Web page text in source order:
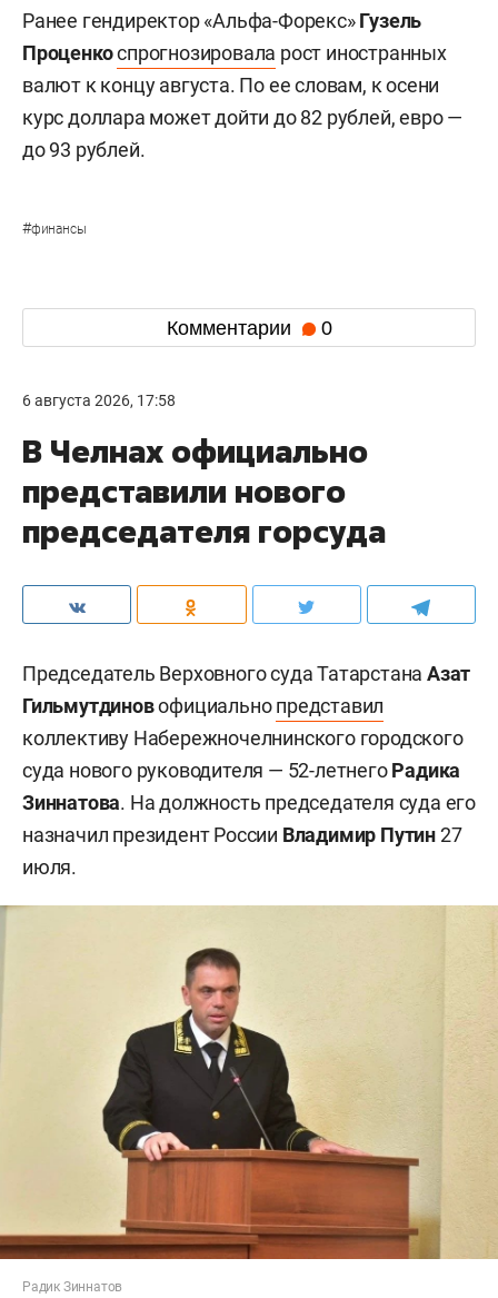
Ранее гендиректор «Альфа-Форекс»Гузель
Проценкоспрогнозировала рост иностранных
валют к концу августа. По ее словам, к осени
курс доллара может дойти до 82 рублей, евро —
до 93 рублей.
#финансы
Комментарии 0
6 августа 2026, 17:58
В Челнах официально
представили нового
председателя горсуда
Председатель Верховного суда Татарстана Азат
Гильмутдиновофициальнопредставил
коллективу Набережночелнинского городского
суда нового руководителя — 52-летнегоРадика
Зиннатова. На должность председателя суда его
назначил президент России Владимир Путин27
июля.
Радик Зиннатов